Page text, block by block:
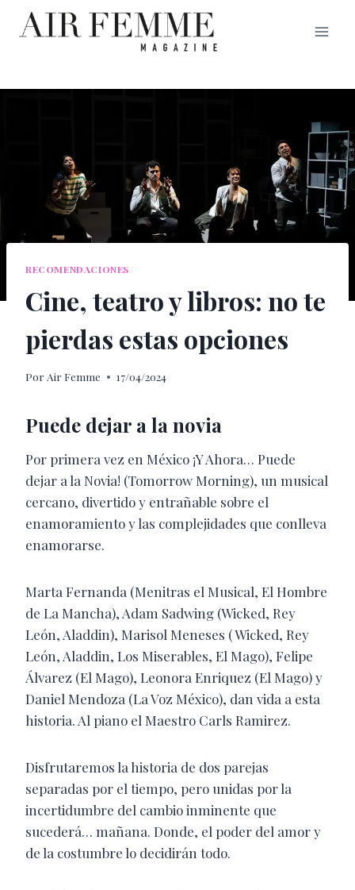
Saltar
RECOMENDACIONES
Cine, teatro y libros: no te
pierdas estas opciones
Por Air Femme 17/04/2024
Puede dejar a la novia
Por primera vez en México ¡Y Ahora… Puede
dejar a la Novia! (Tomorrow Morning), un musical
cercano, divertido y entrañable sobre el
enamoramiento y las complejidades que conlleva
enamorarse.
Marta Fernanda (Menitras el Musical, El Hombre
de La Mancha), Adam Sadwing (Wicked, Rey
León, Aladdin), Marisol Meneses ( Wicked, Rey
León, Aladdin, Los Miserables, El Mago), Felipe
Álvarez (El Mago), Leonora Enriquez (El Mago) y
Daniel Mendoza (La Voz México), dan vida a esta
historia. Al piano el Maestro Carls Ramirez.
Disfrutaremos la historia de dos parejas
separadas por el tiempo, pero unidas por la
incertidumbre del cambio inminente que
sucederá… mañana. Donde, el poder del amor y
de la costumbre lo decidirán todo.